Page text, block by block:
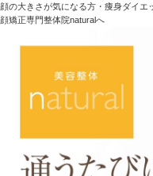
顔の大きさが気になる方・痩身ダイ
顔矯正専門整体院naturalへ